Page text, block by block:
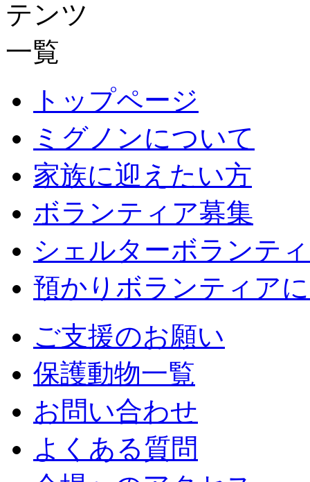
トップページ
ミグノンについて
家族に迎えたい方
ボランティア募集
シェルターボランテ
預かりボランティア
ご支援のお願い
保護動物一覧
お問い合わせ
よくある質問